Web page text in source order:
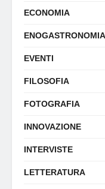
ECONOMIA
ENOGASTRONOMIA
EVENTI
FILOSOFIA
FOTOGRAFIA
INNOVAZIONE
INTERVISTE
LETTERATURA